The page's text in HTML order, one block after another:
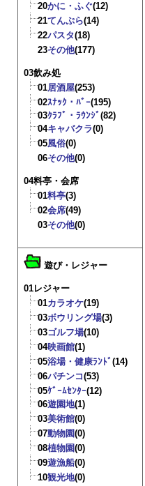
20かに・ふぐ(12)
21てんぷら(14)
22パスタ(18)
23その他(177)
03飲み処
01居酒屋(253)
02ｽﾅｯｸ・ﾊﾞｰ(195)
03ｸﾗﾌﾞ・ﾗｳﾝｼﾞ(82)
04キャバクラ(0)
05風俗(0)
06その他(0)
04料亭・会席
01料亭(3)
02会席(49)
03その他(0)
遊び・レジャー
01レジャー
01カラオケ(19)
03ボウリング場(3)
03ゴルフ場(10)
04映画館(1)
05浴場・健康ﾗﾝﾄﾞ(14)
06パチンコ(53)
05ｹﾞｰﾑｾﾝﾀｰ(12)
06遊園地(1)
03美術館(0)
07動物園(0)
08植物園(0)
09遊漁船(0)
10観光地(0)